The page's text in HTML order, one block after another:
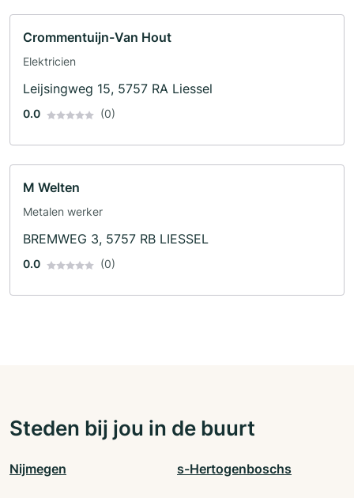
Crommentuijn-Van Hout
Elektricien
Leijsingweg 15, 5757 RA Liessel
0.0 (0)
M Welten
Metalen werker
BREMWEG 3, 5757 RB LIESSEL
0.0 (0)
Steden bij jou in de buurt
Nijmegen s-Hertogenboschs